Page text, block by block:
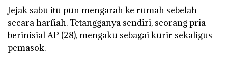
Jejak sabu itu pun mengarah ke rumah sebelah—
secara harfiah. Tetangganya sendiri, seorang pria
berinisial AP (28), mengaku sebagai kurir sekaligus
pemasok.